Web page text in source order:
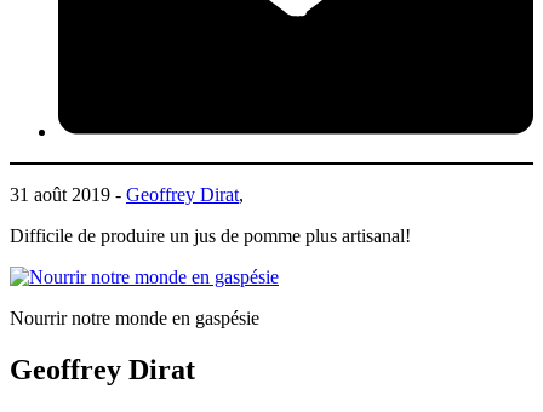
31 août 2019 - Geoffrey Dirat,
Difficile de produire un jus de pomme plus artisanal!
Nourrir notre monde en gaspésie
Geoffrey Dirat